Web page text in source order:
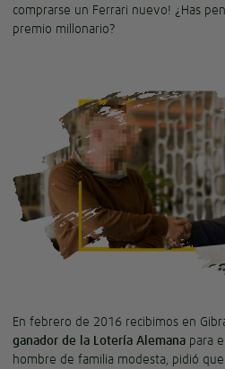
comprarse un Ferrari nuevo! ¿Has
premio millonario?
En febrero de 2016 recibimos en
ganador de la Lotería Alemana para
hombre de familia modesta, pidió